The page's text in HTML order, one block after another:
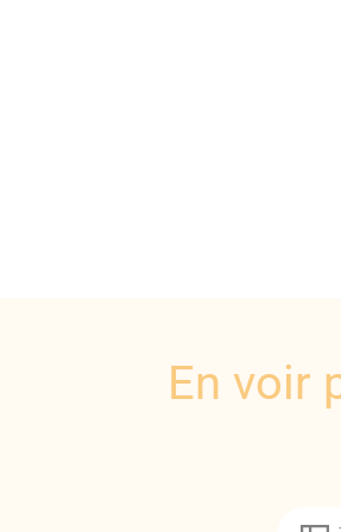
En voir